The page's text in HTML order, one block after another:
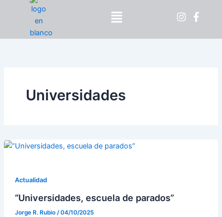
contenido
Menú
Universidades
Actualidad
“Universidades, escuela de parados”
Jorge R. Rubio /04/10/2025